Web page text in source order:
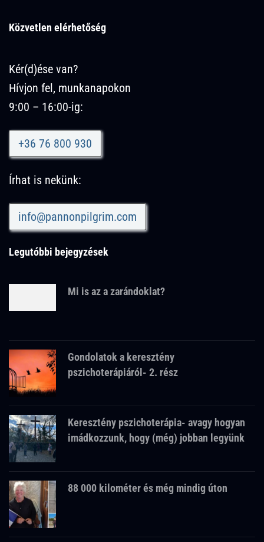
Közvetlen elérhetőség
Kér(d)ése van?
Hívjon fel, munkanapokon
9:00 – 16:00-ig:
+36 76 800 930
Írhat is nekünk:
info@pannonpilgrim.com
Legutóbbi bejegyzések
Mi is az a zarándoklat?
Gondolatok a keresztény
pszichoterápiáról- 2. rész
Keresztény pszichoterápia- avagy hogyan
imádkozzunk, hogy (még) jobban legyünk
88 000 kilométer és még mindig úton